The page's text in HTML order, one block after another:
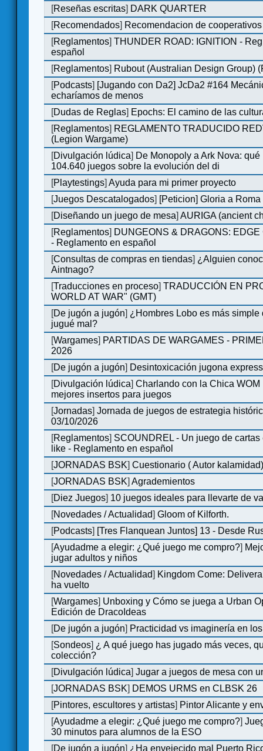
[Reseñas escritas] DARK QUARTER
[Recomendados] Recomendacion de
[Reglamentos]THUNDER ROAD: IGNITION -
español
[Reglamentos] Rubout (Australian Design Group)
[Podcasts] [Jugando con Da2] JcDa2 #164
echaríamos de menos
[Dudas de Reglas] Epochs: El camino de las
[Reglamentos] REGLAMENTO TRADUCIDO
(Legion Wargame)
[Divulgación lúdica] De Monopoly a Ark Nova:
104.640 juegos sobre la evolución del di
[Playtestings]Ayuda para mi primer proyecto
[Juegos Descatalogados] [Peticion] Gloria a Roma
[Diseñando un juego de mesa]AURIGA (ancient
[Reglamentos] DUNGEONS & DRAGONS:
- Reglamento en español
[Consultas de compras en tiendas] ¿Alguien
Aintnago?
[Traducciones en proceso]TRADUCCIÓN EN
WORLD AT WAR" (GMT)
[De jugón a jugón] ¿Hombres Lobo es más simple
jugué mal?
[Wargames] PARTIDAS DE WARGAMES -
2026
[De jugón a jugón] Desintoxicación jugona express
[Divulgación lúdica]Charlando con la Chica WOM
mejores insertos para juegos
[Jornadas]Jornada de juegos de estrategia
03/10/2026
[Reglamentos] SCOUNDREL - Un juego de
like - Reglamento en español
[JORNADAS BSK]Cuestionario ( Autor
[JORNADAS BSK]Agrademientos
[Diez Juegos] 10 juegos ideales para llevarte de
[Novedades / Actualidad]Gloom of Kilforth.
[Podcasts] [Tres Flanquean Juntos] 13 - Desde
[Ayudadme a elegir: ¿Qué juego me compro?]
jugar adultos y niños
[Novedades / Actualidad] Kingdom Come:
ha vuelto
[Wargames] Unboxing y Cómo se juega a Urban
Edición de DracoIdeas
[De jugón a jugón] Practicidad vs imaginería en
[Sondeos] ¿ A qué juego has jugado más veces,
colección?
[Divulgación lúdica]Jugar a juegos de mesa con
[JORNADAS BSK] DEMOS URMS en CLBSK 26
[Pintores, escultores y artistas] Pintor Alicante y
[Ayudadme a elegir: ¿Qué juego me compro?]
30 minutos para alumnos de la ESO
[De jugón a jugón] ¿Ha envejecido mal Puerto